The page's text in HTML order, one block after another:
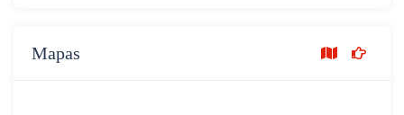
Mapas